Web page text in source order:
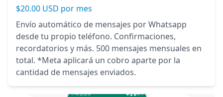
$20.00 USD por mes
Envío automático de mensajes por Whatsapp
desde tu propio teléfono. Confirmaciones,
recordatorios y más. 500 mensajes mensuales en
total. *Meta aplicará un cobro aparte por la
cantidad de mensajes enviados.